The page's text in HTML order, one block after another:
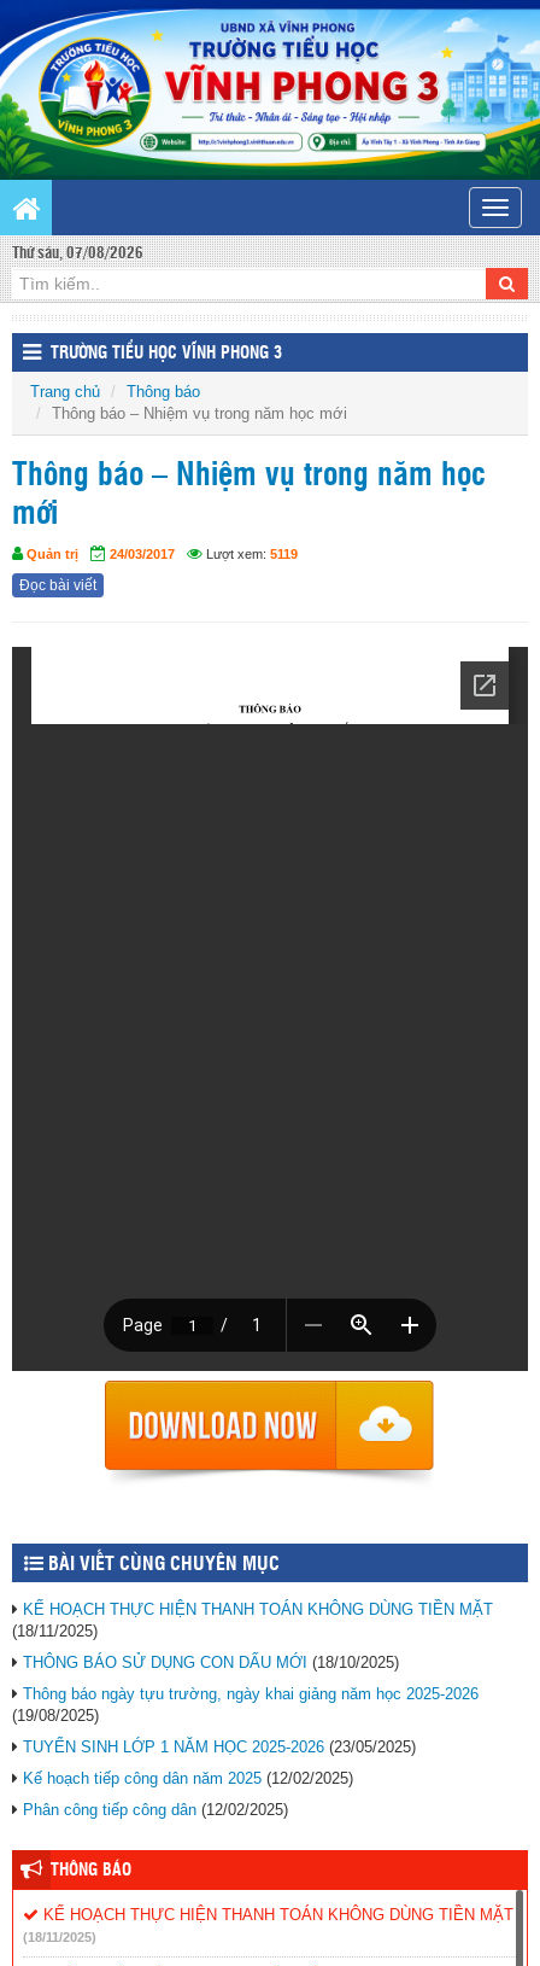
Toggle
Thứ sáu, 07/08/2026
TRƯỜNG TIỂU HỌC VĨNH PHONG 3
Trang chủ
Thông báo
Thông báo – Nhiệm vụ trong năm học mới
Thông báo – Nhiệm vụ trong năm học
mới
Quản trị 24/03/2017 Lượt xem: 5119
Đọc bài viết
BÀI VIẾT CÙNG CHUYÊN MỤC
KẾ HOẠCH THỰC HIỆN THANH TOÁN KHÔNG DÙNG TIỀN MẶT
(18/11/2025)
THÔNG BÁO SỬ DỤNG CON DẤU MỚI (18/10/2025)
Thông báo ngày tựu trường, ngày khai giảng năm học 2025-2026
(19/08/2025)
TUYỂN SINH LỚP 1 NĂM HỌC 2025-2026 (23/05/2025)
Kế hoạch tiếp công dân năm 2025 (12/02/2025)
Phân công tiếp công dân (12/02/2025)
THÔNG BÁO
KẾ HOẠCH THỰC HIỆN THANH TOÁN KHÔNG DÙNG TIỀN MẶT
(18/11/2025)